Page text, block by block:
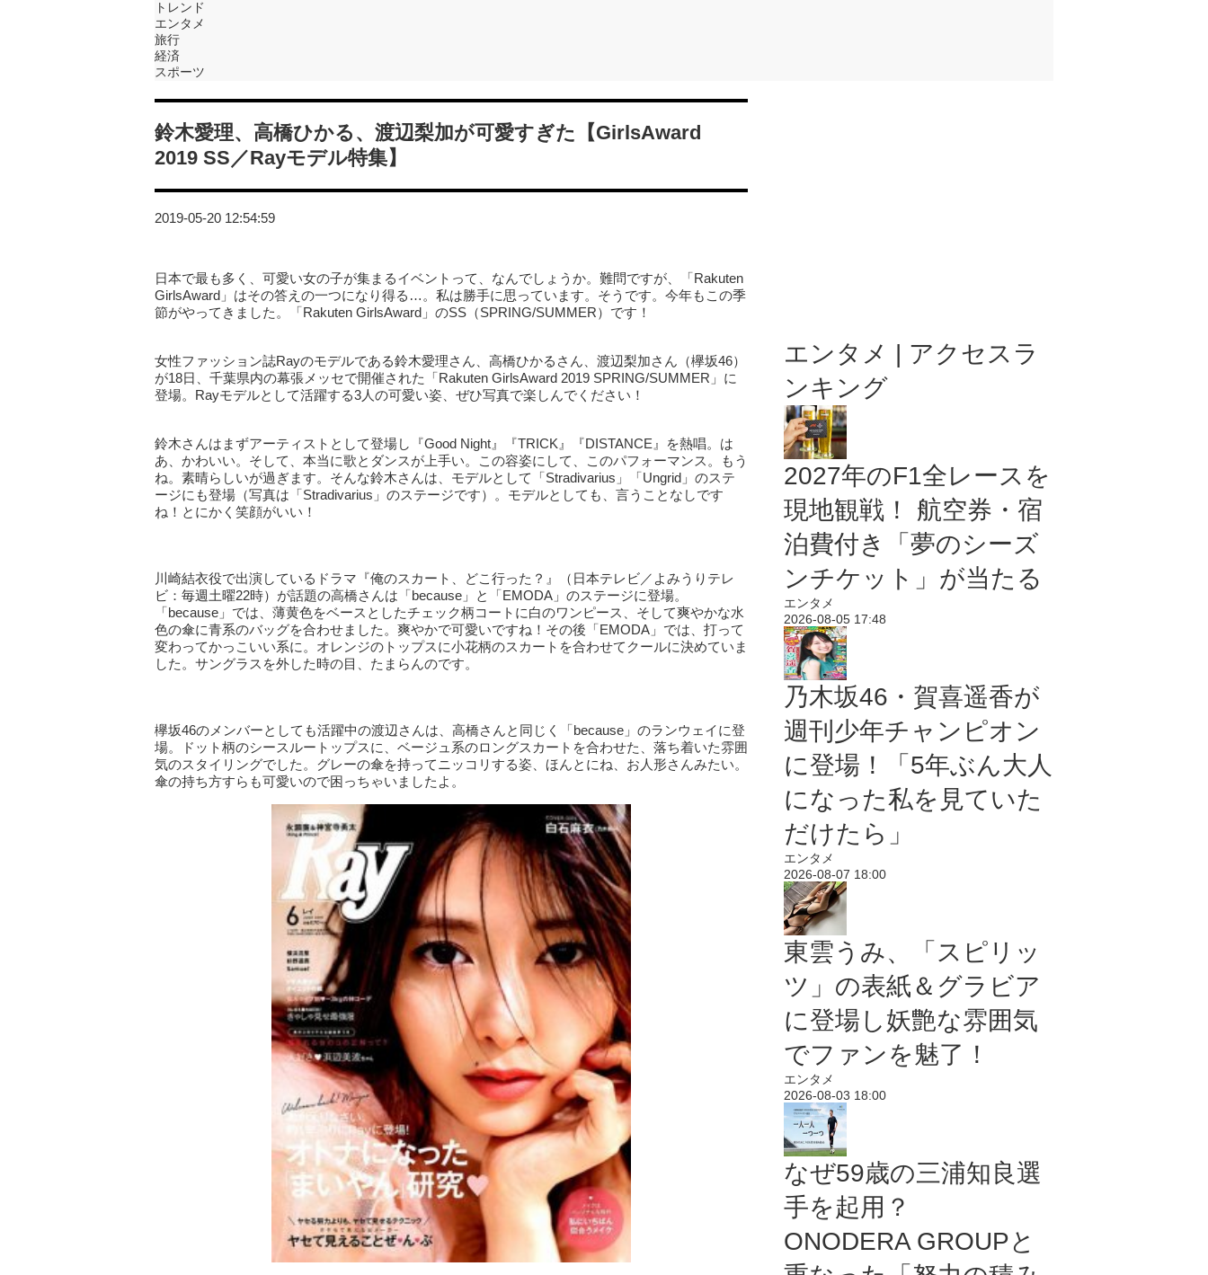
トレンド
エンタメ
旅行
経済
スポーツ
鈴木愛理、高橋ひかる、渡辺梨加が可愛すぎた【GirlsAward
2019 SS／Rayモデル特集】
2019-05-20 12:54:59
日本で最も多く、可愛い女の子が集まるイベントって、なんでしょうか。難問ですが、「Rakuten
GirlsAward」はその答えの一つになり得る…。私は勝手に思っています。そうです。今年もこの季
節がやってきました。「Rakuten GirlsAward」のSS（SPRING/SUMMER）です！
女性ファッション誌Rayのモデルである鈴木愛理さん、高橋ひかるさん、渡辺梨加さん（欅坂46）
が18日、千葉県内の幕張メッセで開催された「Rakuten GirlsAward 2019 SPRING/SUMMER」に
登場。Rayモデルとして活躍する3人の可愛い姿、ぜひ写真で楽しんでください！
鈴木さんはまずアーティストとして登場し『Good Night』『TRICK』『DISTANCE』を熱唱。は
あ、かわいい。そして、本当に歌とダンスが上手い。この容姿にして、このパフォーマンス。もう
ね。素晴らしいが過ぎます。そんな鈴木さんは、モデルとして「Stradivarius」「Ungrid」のステ
ージにも登場（写真は「Stradivarius」のステージです）。モデルとしても、言うことなしです
ね！とにかく笑顔がいい！
川崎結衣役で出演しているドラマ『俺のスカート、どこ行った？』（日本テレビ／よみうりテレ
ビ：毎週土曜22時）が話題の高橋さんは「because」と「EMODA」のステージに登場。
「because」では、薄黄色をベースとしたチェック柄コートに白のワンピース、そして爽やかな水
色の傘に青系のバッグを合わせました。爽やかで可愛いですね！その後「EMODA」では、打って
変わってかっこいい系に。オレンジのトップスに小花柄のスカートを合わせてクールに決めていま
した。サングラスを外した時の目、たまらんのです。
欅坂46のメンバーとしても活躍中の渡辺さんは、高橋さんと同じく「because」のランウェイに登
場。ドット柄のシースルートップスに、ベージュ系のロングスカートを合わせた、落ち着いた雰囲
気のスタイリングでした。グレーの傘を持ってニッコリする姿、ほんとにね、お人形さんみたい。
傘の持ち方すらも可愛いので困っちゃいましたよ。
エンタメ | アクセスラ
ンキング
2027年のF1全レースを
現地観戦！ 航空券・宿
泊費付き「夢のシーズ
ンチケット」が当たる
エンタメ
2026-08-05 17:48
乃木坂46・賀喜遥香が
週刊少年チャンピオン
に登場！「5年ぶん大人
になった私を見ていた
だけたら」
エンタメ
2026-08-07 18:00
東雲うみ、「スピリッ
ツ」の表紙＆グラビア
に登場し妖艶な雰囲気
でファンを魅了！
エンタメ
2026-08-03 18:00
なぜ59歳の三浦知良選
手を起用？
ONODERA GROUPと